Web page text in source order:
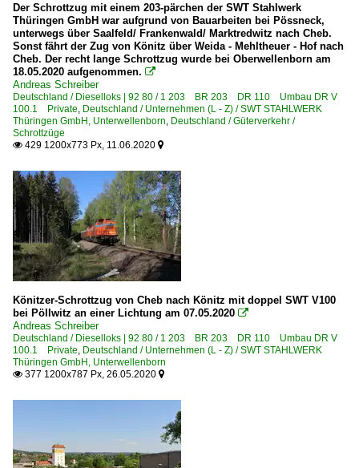
Der Schrottzug mit einem 203-pärchen der SWT Stahlwerk
Thüringen GmbH war aufgrund von Bauarbeiten bei Pössneck,
unterwegs über Saalfeld/ Frankenwald/ Marktredwitz nach Cheb.
Sonst fährt der Zug von Könitz über Weida - Mehltheuer - Hof nach
Cheb. Der recht lange Schrottzug wurde bei Oberwellenborn am
18.05.2020 aufgenommen. 
Andreas Schreiber
Deutschland / Dieselloks | 92 80 / 1 203 BR 203 DR 110 Umbau DR V
100.1 Private Deutschland / Unternehmen (L - Z) / SWT STAHLWERK
Thüringen GmbH, Unterwellenborn Deutschland / Güterverkehr /
Schrottzüge
 429 1200x773 Px, 11.06.2020 
Könitzer-Schrottzug von Cheb nach Könitz mit doppel SWT V100
bei Pöllwitz an einer Lichtung am 07.05.2020 
Andreas Schreiber
Deutschland / Dieselloks | 92 80 / 1 203 BR 203 DR 110 Umbau DR V
100.1 Private Deutschland / Unternehmen (L - Z) / SWT STAHLWERK
Thüringen GmbH, Unterwellenborn
 377 1200x787 Px, 26.05.2020 